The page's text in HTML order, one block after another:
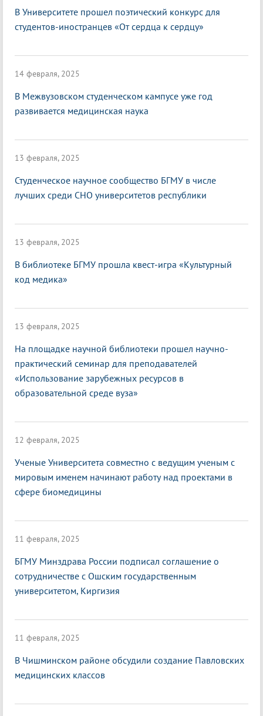
В Университете прошел поэтический конкурс для
студентов-иностранцев «От сердца к сердцу»
14 февраля, 2025
В Межвузовском студенческом кампусе уже год
развивается медицинская наука
13 февраля, 2025
Студенческое научное сообщество БГМУ в числе
лучших среди СНО университетов республики
13 февраля, 2025
В библиотеке БГМУ прошла квест-игра «Культурный
код медика»
13 февраля, 2025
На площадке научной библиотеки прошел научно-
практический семинар для преподавателей
«Использование зарубежных ресурсов в
образовательной среде вуза»
12 февраля, 2025
Ученые Университета совместно с ведущим ученым с
мировым именем начинают работу над проектами в
сфере биомедицины
11 февраля, 2025
БГМУ Минздрава России подписал соглашение о
сотрудничестве с Ошским государственным
университетом, Киргизия
11 февраля, 2025
В Чишминском районе обсудили создание Павловских
медицинских классов